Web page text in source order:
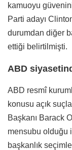
kamuoyu
Parti adayı
durumdan diğer
ettiği belirtilmişti.
ABD
ABD resmî
konusu açık
Başkanı Barack
mensubu olduğu
başkanlık